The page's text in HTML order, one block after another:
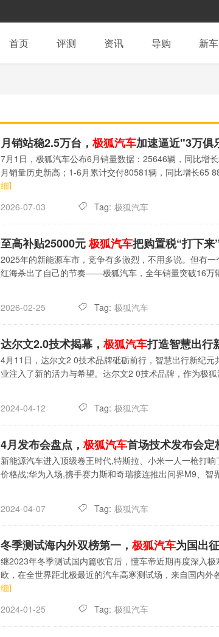
首页 评测 资讯 导购 新车
月销站稳2.5万台，极狐汽车加速逼近"3万俱
7月1日，极狐汽车公布6月销量数据：25646辆，同比增
月销量历史新高；1-6月累计交付80581辆，同比增长65
细]
2026-07-03
Tag: 极狐汽车
至高补贴25000元极狐汽车把购置税“打下来
2025年的新能源车市，竞争有多激烈，不用多说。但有
红海杀出了自己的节奏——极狐汽车，全年销量突破16万
2026-02-25 Tag: 极狐汽车
达尔文2.0技术揭幕，极狐汽车打造智慧出行
4月11日，达尔文2 0技术品牌砥砺前行，智慧出行新纪元
业注入了新的活力与希望。达尔文2 0技术品牌，作为极
2024-04-12 Tag: 极狐汽车
4月发布会盘点，极狐汽车首场技术发布会定
新能源汽车进入顶级卷王时代,特斯拉、小米一人一枪打
价格战;华为入场,携手赛力斯和奇瑞接连推出问界M9、智
2024-04-07 Tag: 极狐汽车
冬季测试海内外双榜第一，极狐汽车为国出
继2023年冬季测试国内篇收官后，懂车帝近期再度深入
欧，在全世界距北极最近的汽车高寒测试场，来自国内外
细]
2024-01-25
Tag: 极狐汽车